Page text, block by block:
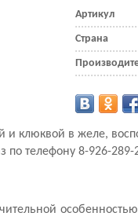
Артикул
Страна
и клюквой в желе,
по телефону 8-926-289-